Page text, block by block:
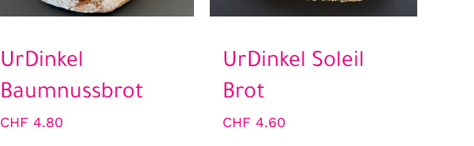
UrDinkel
Baumnussbrot
CHF4.80
UrDinkel Soleil
Brot
CHF 4.60